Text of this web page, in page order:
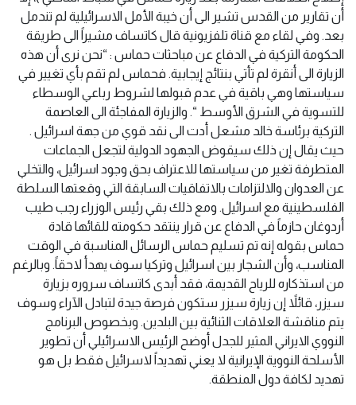
أن تقارير من القدس تشير الى أن خيبة الأمل الاسرائيلية لم تندمل
بعد. وفي لقاء مع قناة تلفزيونية قال كاتساف مشيراً الى طريقة
الحكومة التركية في الدفاع عن مباحثات حماس : “نحن نرى أن هذه
الزيارة الى أنقرة لم تأتي بنتائج إيجابية. فحماس لم تقم بأي تغيير في
سياستها وهي باقية في عدم قبولها لشروط رباعي الوسطاء
للتسوية في الشرق الأوسط “. والزيارة المفاجئة الى العاصمة
التركية برئاسة خالد مشعل أدت الى نقد قوي من جهة اسرائيل .
حيث يقال إن ذلك سيقوض الجهود الدولية لتجعل الجماعات
المتطرفة تغير من سياستها للاعتراف بحق وجود اسرائيل، والتخلي
عن العدوان والالتزامات بالاتفاقيات السابقة التي وقعتها السلطة
الفلسطينية مع اسرائيل. ومع ذلك بقي رئيس الوزراء رجب طيب
أردوغان حازماً في الدفاع عن قرار ينتقد حكومته للقائها قادة
حماس بقوله إنه تم تسليم حماس الرسائل المناسبة في الوقت
المناسب، وأن الشجار بين اسرائيل وتركيا سوف يهدأ لاحقاً. وبالرغم
من استذكاره للرياح القديمة، فقد أبدى كاتساف سروره بزيارة
سيزر، قائلاً إن زيارة سيزر ستكون فرصة جيدة لتبادل الآراء وسوف
يتم مناقشة العلاقات الثنائية بين البلدين. وبخصوص البرنامج
النووي الايراني المثير للجدل أوضح الرئيس الاسرائيلي أن تطوير
الأسلحة النووية الإيرانية لا يعني تهديداً لاسرائيل فقط بل هو
تهديد لكافة دول المنطقة.